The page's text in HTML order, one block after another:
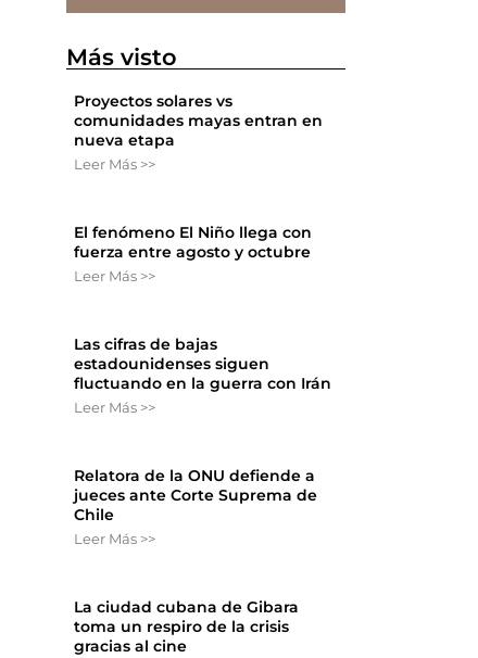
Más visto
Proyectos solares vs
comunidades mayas entran en
nueva etapa
Leer Más >>
El fenómeno El Niño llega con
fuerza entre agosto y octubre
Leer Más >>
Las cifras de bajas
estadounidenses siguen
fluctuando en la guerra con Irán
Leer Más >>
Relatora de la ONU defiende a
jueces ante Corte Suprema de
Chile
Leer Más >>
La ciudad cubana de Gibara
toma un respiro de la crisis
gracias al cine